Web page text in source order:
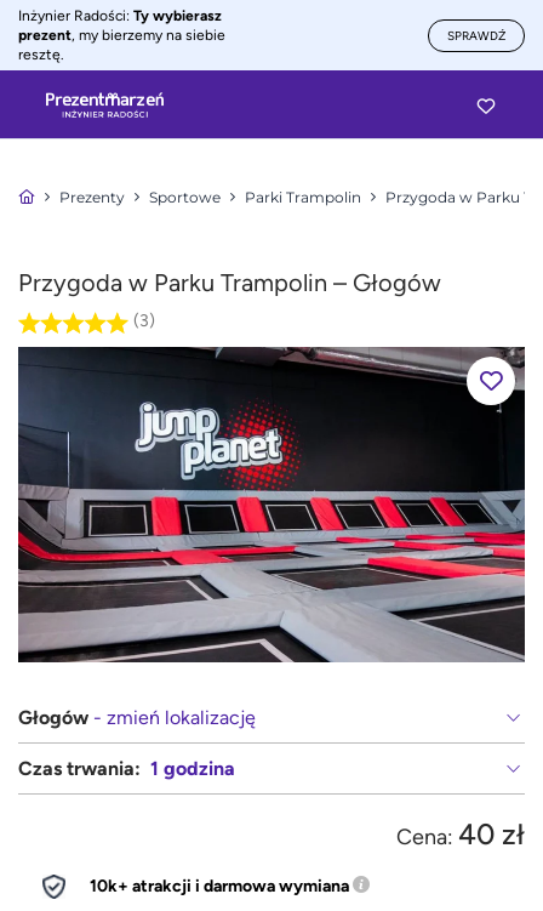
Inżynier Radości: Ty wybierasz
prezent, my bierzemy na siebie
resztę.
SPRAWDŹ
Prezenty Sportowe Parki Trampolin Przygoda w Parku
Przygoda w Parku Trampolin – Głogów
(3)
Głogów - zmień lokalizację
Czas trwania: 1 godzina
Cena: 40 zł
10k+ atrakcji i darmowa wymiana